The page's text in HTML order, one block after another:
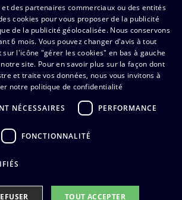
Hommes-Femmes 2025
et des partenaires commerciaux ou des entités
cookies pour vous proposer de la publicité
de la publicité géolocalisée. Nous conservons
6 mois. Vous pouvez changer d'avis à tout
l'icône "gérer les cookies" en bas à gauche
site. Pour en savoir plus sur la façon dont
et traite vos données, nous vous invitons à
notre politique de confidentialité
NÉCESSAIRES PERFORMANCE
FONCTIONNALITÉ
TOUT ACCEPTER​